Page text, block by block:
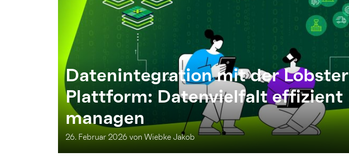
Datenintegration mit der Lobster
Plattform: Datenvielfalt effizient
managen
26. Februar 2026 von Wiebke Jakob